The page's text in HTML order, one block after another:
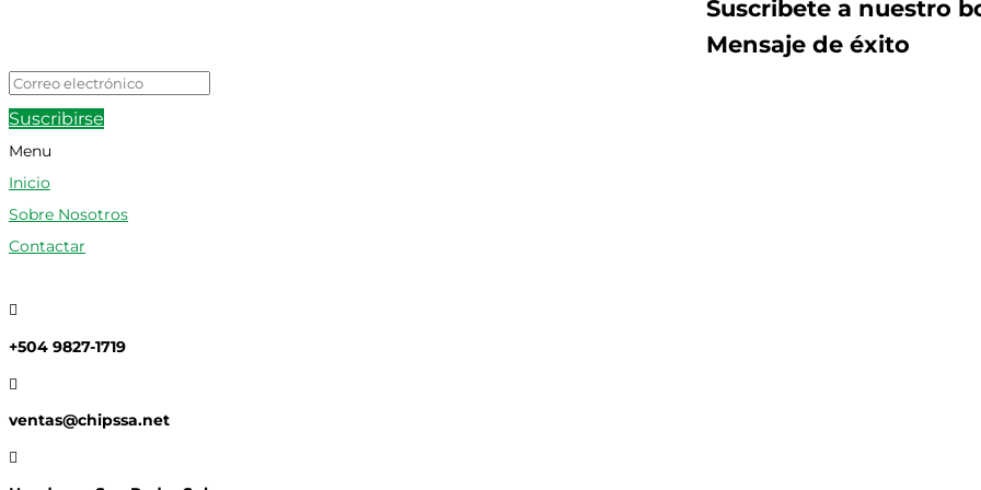
Suscribete a nuestro
Mensaje de éxito
Suscribirse
Menu
Inicio
Sobre Nosotros
Contactar

+504 9827-1719

ventas@chipssa.net
